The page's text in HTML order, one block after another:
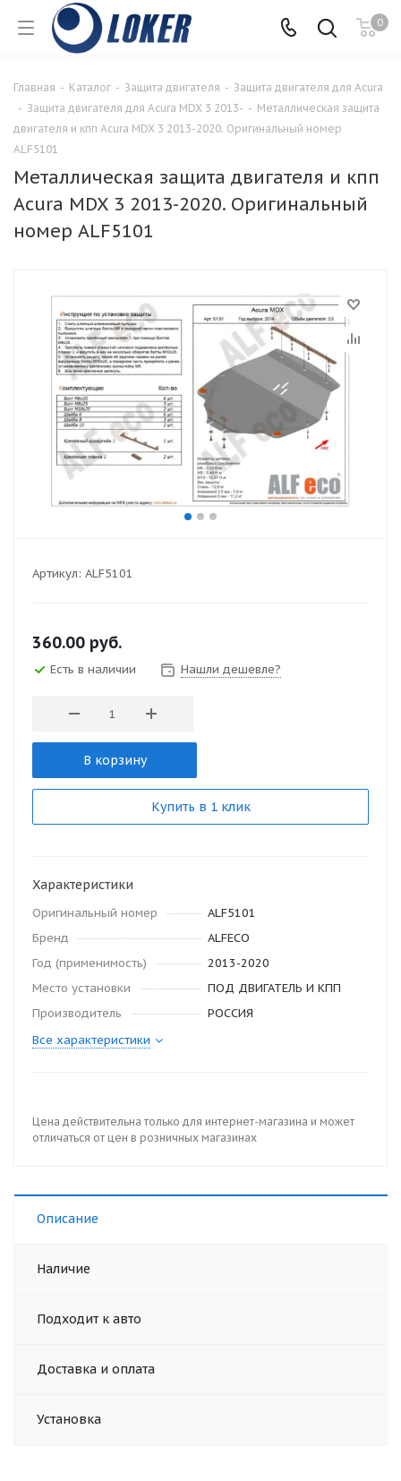
0
Главная - Каталог - Защита двигателя - Защита двигателя для Acura
- Защита двигателя для Acura MDX 3 2013- - Металлическая защита
двигателя и кпп Acura MDX 3 2013-2020. Оригинальный номер
ALF5101
Металлическая защита двигателя и кпп
Acura MDX 3 2013-2020. Оригинальный
номер ALF5101
Артикул: ALF5101
360.00 руб.
Есть в наличии Нашли дешевле?
В корзину
Купить в 1 клик
Характеристики
Оригинальный номер
ALF5101
Бренд
ALFECO
Год (применимость)
2013-2020
Место установки
ПОД ДВИГАТЕЛЬ И КПП
Производитель
РОССИЯ
Все характеристики
Цена действительна только для интернет-магазина и может
отличаться от цен в розничных магазинах
Описание
Наличие
Подходит к авто
Доставка и оплата
Установка